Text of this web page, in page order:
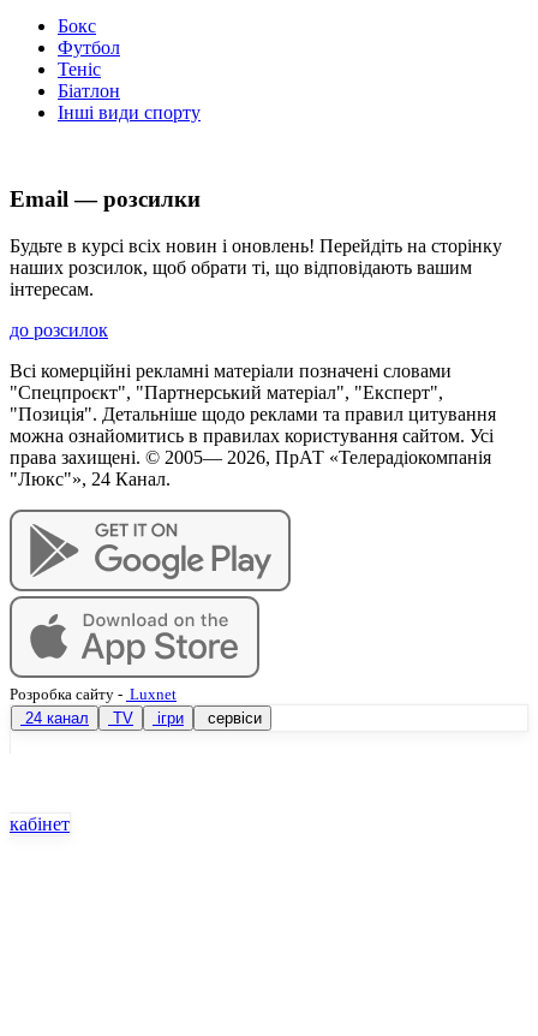
Бокс
Футбол
Теніс
Біатлон
Інші види спорту
Email — розсилки
Будьте в курсі всіх новин і оновлень! Перейдіть на сторінку
наших розсилок, щоб обрати ті, що відповідають вашим
інтересам.
до розсилок
Всі комерційні рекламні матеріали позначені словами
"Спецпроєкт", "Партнерський матеріал", "Експерт",
"Позиція". Детальніше щодо реклами та правил цитування
можна ознайомитись в правилах користування сайтом. Усі
права захищені. © 2005— 2026, ПрАТ «Телерадіокомпанія
"Люкс"», 24 Канал.
Розробка сайту - Luxnet
24 канал
TV ігри сервіси
кабінет